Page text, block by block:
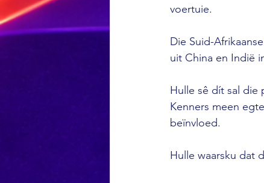
voertuie.
Die Suid-
uit China en Indië
Hulle sê dít sal die
Kenners meen
beïnvloed.
Hulle waarsku dat